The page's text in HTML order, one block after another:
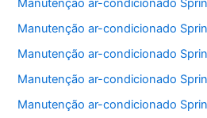
Manutenção ar-condicionado
Manutenção ar-condicionado
Manutenção ar-condicionado
Manutenção ar-condicionado
Manutenção ar-condicionado